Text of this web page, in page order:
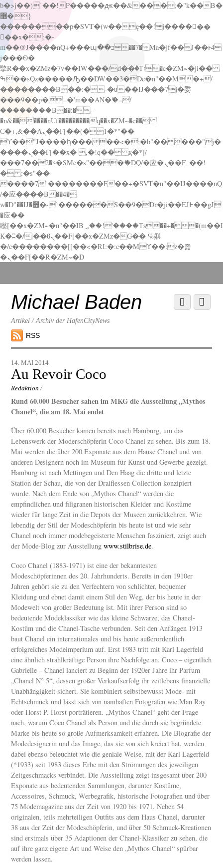
b�>j��)΄��!P�����ԫ��&���;�"k��B�
޶�}
��������p�SVT�(w��ę��!j������
��x�;�-
m��@J����nQ+���պ��כ��7�Ma�jf��J��ͱ4
j���Ѳ�
撆R��x�ZMz�7v��IW���/d��ٞ�Тז�c�ZM~�ji��
ߒ��sQz�����Ԡ��DW��3�De�n"��M�+/
��������B��:�-�u��IJ���7j�委
���9��p�=�'m��AN�ޭ�=/
��������B��:�-
�n&������nUf���������q��x�ZM~�c��
Ϲ�+,&��Ὰܢ��F[��(�1�*"��
ϒ��"J����ԧ�����<�;�b"�� ���"j�
����ܢ��F[��x� ,�!q�� қ�*]/
���؝�2��7�SMc�s"���ޭ�DQ/�应�ܢ��F_��!
� :�s"��
����7`��������F��+�SVT�n"��IJ����nQ
/�应����B ��4�
w�D"��IJ�׭�-`������S��9�Dr�ji��EJ߅��gJ
�应��
矁[��x�ZM~�n"��IB؃��!'����Тѕ��+��(m��I
K�ʭ�/|��ϐܢ��F[��x�ZMz�G�� %嬩
�/c��������[[��<�RI:�:c��MΎ��:z�졾
�ܢ��F[��R�ZM~�D
down
contentMichael Baden
Artikel / Archiv der HafenCityNews
RSS
Menu
Scroll
down
14. MAI 2014
Au Revoir Coco
Redaktion /
Rund 60.000 Besucher sahen im MKG die Ausstellung „Mythos
Chanel“, die am 18. Mai endet
Über 60.000 Besucher kamen bereits nach Hamburg, um das
Lebenswerk der Moderschöpferin Coco Chanel zu sehen. Bis zum 18.
Mai werden die über 200 Exponate aus dem Hause Chanel und von
anderen Designern noch im Museum für Kunst und Gewerbe gezeigt.
Hamburg ist nach Mettingen und Den Haag die dritte und letzte
Station der Schau, die von der Draiflessen Collection konzipiert
wurde. Nach dem Ende von „Mythos Chanel“ werden die
empfindlichen und filigranen historischen Kleider und Kostüme
wieder für lange Zeit in die Depots der Museen zurückkehren. Wie
lebendig der Stil der Modeschöpferin bis heute ist und wie sehr
Chanel noch immer modebegeisterte Menschen fasziniert, zeigt auch
der Mode-Blog zur Ausstellungwww.stilbrise.de.
Coco Chanel (1883-1971) ist eine der bekanntesten
Modeschöpferinnen des 20. Jahrhunderts. Bereits in den 1910er
Jahren gehört sie zu den Verfechtern von schlichter, bequemer
Kleidung und ebnet damit einem Stil den Weg, der bis heute in der
Modewelt von großer Bedeutung ist. Mit ihrer Person sind so
bedeutende Modeklassiker wie das kleine Schwarze, das Chanel-
Kostüm und die Chanel-Tasche verbunden. Seit den Anfängen 1913
baut Chanel ein internationales und bis heute außerordentlich
erfolgreiches Modeimperium auf. Erst 1983 tritt mit Karl Lagerfeld
eine ähnlich strahlkräftige Person ihre Nachfolge an. Coco – eigentlich
Gabrielle – Chanel lanciert zu Beginn der 1920er Jahre ihr Parfum
„Chanel N° 5“, dessen großer Verkaufserfolg ihr zeitlebens finanzielle
Unabhängigkeit sichert. Sie kombiniert selbstbewusst Mode- mit
Echtschmuck und lässt sich von namhaften Fotografen wie Man Ray
oder Horst P. Horst porträtieren. „Mythos Chanel“ geht der Frage
nach, warum Coco Chanel als Person und die durch sie begründete
Marke bis heute so große Aufmerksamkeit erfahren. Die Biografie der
Modedesignerin und das Image, das sie von sich kreiert hat, werden
dabei ebenso beleuchtet wie die geniale Weise, mit der Karl Lagerfeld
(*1933) seit 1983 dieses Erbe mit den Strömungen des jeweiligen
Zeitgeschmacks verbindet. Die Ausstellung zeigt insgesamt über 200
Exponate aus bedeutenden Sammlungen, darunter Kostüme,
Accessoires, Schmuck, Werbegrafik, historische Fotografien und über
75 Modemagazine aus der Zeit von 1920 bis 1971. Neben 54
originalen, teils mehrteiligen Outfits aus dem Haus Chanel, darunter
38 aus der Zeit der Modeschöpferin, und über 50 Schmuck-Kreationen
sind erstmals über 35 Adaptionen der Chanel-Klassiker zu sehen, die
auf ihre ganz eigene Art und Weise den „Mythos Chanel“ spürbar
werden lassen.